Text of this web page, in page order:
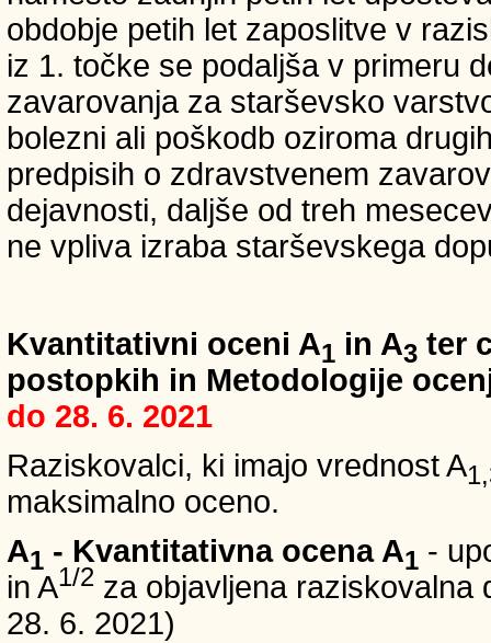
obdobje petih let zaposlitve v
iz 1. točke se podaljša v primeru
zavarovanja za starševsko
bolezni ali poškodb oziroma
predpisih o zdravstvenem
dejavnosti, daljše od treh
ne vpliva izraba starševskega
Kvantitativni oceni A1 in A3 ter
postopkih in Metodologije
do 28. 6. 2021
Raziskovalci, ki imajo vrednost A
maksimalno oceno.
A1 - Kvantitativna ocena A1 -
in A1/2 za objavljena raziskovalna
28. 6. 2021)